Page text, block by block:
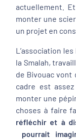
actuellement.
monter une
un projet en
L’association
la Smalah,
de Bivouac vont
cadre est
monter une
choses à faire
réfléchir et à
pourrait